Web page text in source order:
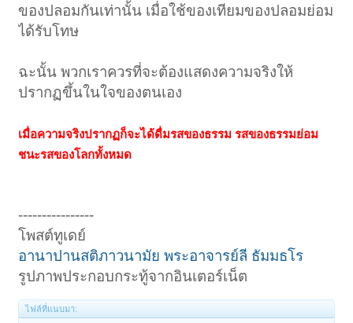
ของปลอมกันเท่านั้น เมื่อใช้ของเทียมของปลอมย่อม
ได้รับโทษ
ฉะนั้น พวกเราควรที่จะต้องแสดงความจริงให้
ปรากฏขึ้นในใจของตนเอง
เมื่อความจริงปรากฏก็จะได้ดื่มรสของธรรม รสของธรรมย่อม
ชนะรสของโลกทั้งหมด
----------------
โพสต์ทูเดย์
อานาปานสติภาวนามัย พระอาจารย์ลี ธัมมธโร
รูปภาพประกอบกระทู้จากอินเตอร์เน็ต
ไฟล์ที่แนบมา: